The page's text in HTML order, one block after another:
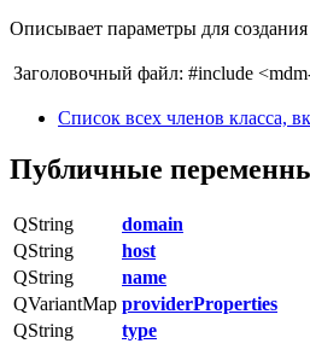
Описывает параметры для
Заголовочный файл: #include
Список всех членов класса,
Публичные
QString
domain
QString
host
QString
name
QVariantMap providerProperties
QString
type